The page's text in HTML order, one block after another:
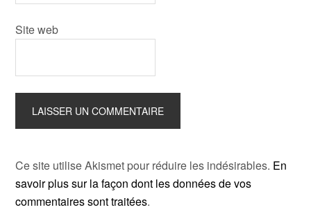
Site web
Ce site utilise Akismet pour réduire les indésirables. En
savoir plus sur la façon dont les données de vos
commentaires sont traitées.